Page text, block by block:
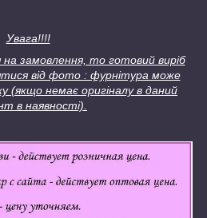
Увага!!!!
замовлення, то готовий виріб
від фото : фурнітура може
(якщо немає оригіналу в даний
в наявності).